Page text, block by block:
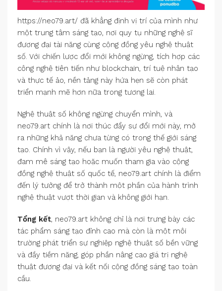
https://neo79.art/ đã khẳng định vị trí của mình như
một trung tâm sáng tạo, nơi quy tụ những nghệ sĩ
đương đại tài năng cùng cộng đồng yêu nghệ thuật
số. Với chiến lược đổi mới không ngừng, tích hợp các
công nghệ tiên tiến như blockchain, trí tuệ nhân tạo
và thực tế ảo, nền tảng này hứa hẹn sẽ còn phát
triển mạnh mẽ hơn nữa trong tương lai.
Nghệ thuật số không ngừng chuyển mình, và
neo79.art chính là nơi thúc đẩy sự đổi mới này, mở
ra những khả năng chưa từng có trong thế giới sáng
tạo. Chính vì vậy, nếu bạn là người yêu nghệ thuật,
đam mê sáng tạo hoặc muốn tham gia vào cộng
đồng nghệ thuật số quốc tế, neo79.art chính là điểm
đến lý tưởng để trở thành một phần của hành trình
nghệ thuật vượt thời gian và không giới hạn.
Tổng kết, neo79.art không chỉ là nơi trưng bày các
tác phẩm sáng tạo đỉnh cao mà còn là một môi
trường phát triển sự nghiệp nghệ thuật số bền vững
và đầy tiềm năng, góp phần nâng cao giá trị nghệ
thuật đương đại và kết nối cộng đồng sáng tạo toàn
cầu.